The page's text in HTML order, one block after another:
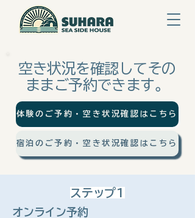
空き状況を確認してその
ままご予約できます。
体験のご予約・空き状況確認はこちら
宿泊のご予約・空き状況確認はこちら
ステップ1
オンライン予約